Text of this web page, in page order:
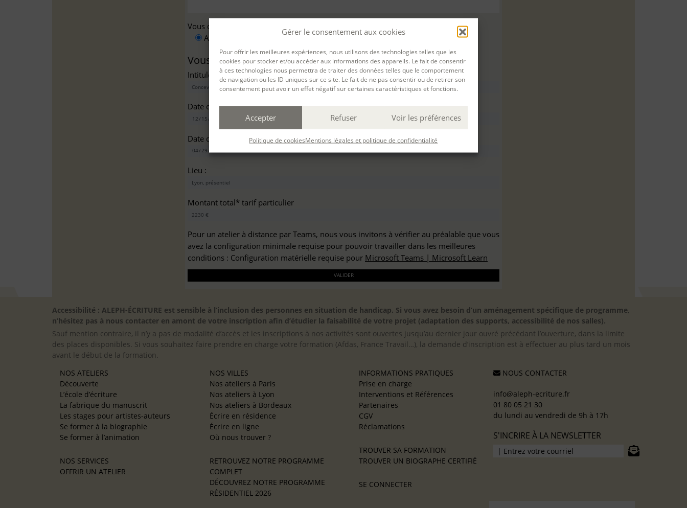
Gérer le consentement aux cookies
Pour offrir les meilleures expériences, nous utilisons des technologies telles que les
cookies pour stocker et/ou accéder aux informations des appareils. Le fait de consentir
à ces technologies nous permettra de traiter des données telles que le comportement
de navigation ou les ID uniques sur ce site. Le fait de ne pas consentir ou de retirer son
consentement peut avoir un effet négatif sur certaines caractéristiques et fonctions.
Accepter Refuser Voir les préférences
Politique de cookiesMentions légales et politique de confidentialité
Vous demandez ce devis :
A titre personnel
Pour bénéficier d’un financement
Vous souhaitez vous inscrire à :
Intitulé(s)*
Date de début*
Date de fin*
Lieu :
Montant total* tarif particulier
Pour un atelier à distance par Teams, nous vous invitons à vérifier au préalable que vous
avez la configuration minimale requise pour pouvoir travailler dans les meilleures
conditions : Configuration matérielle requise pour Microsoft Teams | Microsoft Learn
Accessibilité : ALEPH-ÉCRITURE est sensible à l’inclusion des personnes en situation de handicap. Si vous avez besoin d’un aménagement spécifique de programme,
n’hésitez pas à nous contacter en amont de votre inscription afin d’étudier la faisabilité de votre projet (adaptation des supports, accessibilité de nos salles).
Sauf mention contraire, il n’y a pas de modalité d’accès et les inscriptions à nos activités sont ouvertes jusqu’au dernier jour ouvré précédant l’ouverture, dans la limite
des places disponibles. Si vous souhaitez faire prendre en charge votre formation (Afdas, France Travail…), la demande d’inscription est à effectuer au plus tard un mois
avant le début de la formation.
NOS ATELIERS
Découverte
L’école d’écriture
La fabrique du manuscrit
Les stages pour artistes-auteurs
Se former à la biographie
Se former à l’animation
NOS SERVICES
OFFRIR UN ATELIER
NOS VILLES
Nos ateliers à Paris
Nos ateliers à Lyon
Nos ateliers à Bordeaux
Écrire en résidence
Écrire en ligne
Où nous trouver ?
RETROUVEZ NOTRE PROGRAMME
COMPLET
DÉCOUVREZ NOTRE PROGRAMME
RÉSIDENTIEL 2026
INFORMATIONS PRATIQUES
Prise en charge
Interventions et Références
Partenaires
CGV
Réclamations
TROUVER SA FORMATION
TROUVER UN BIOGRAPHE CERTIFIÉ
SE CONNECTER
NOUS CONTACTER
info@aleph-ecriture.fr
01 80 05 21 30
du lundi au vendredi de 9h à 17h
S'INCRIRE À LA NEWSLETTER